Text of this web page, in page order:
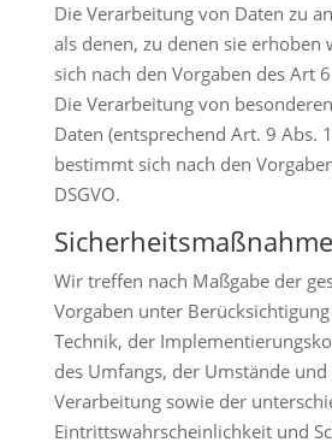
Die Verarbeitung von Daten zu
als denen, zu denen sie
sich nach den Vorgaben des Art
Die Verarbeitung von
Daten (entsprechend Art. 9 Abs.
bestimmt sich nach den
DSGVO.
Wir treffen nach Maßgabe der
Vorgaben unter
Technik, der
des Umfangs, der Umstände
Verarbeitung sowie der
Eintrittswahrscheinlichkeit und